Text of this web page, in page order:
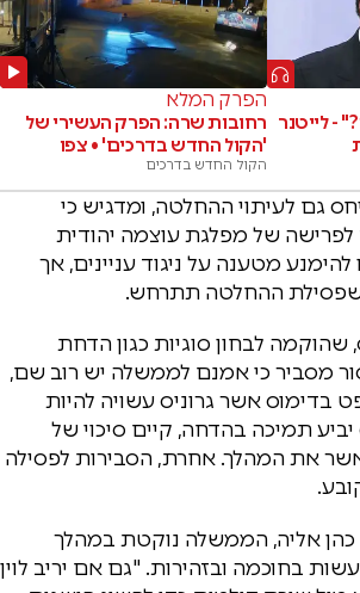
- לייטנר
הפרק המלא
רחובות שרה: הפרק העשירי של
'הקול החדש בדרכים' • צפו
הקול החדש בדרכים
גם לעיתוי ההחלטה, ומדגיש כי
של מפלגת עוצמה יהודית
מטענה על ניגוד עניינים, אך
שפסילת ההחלטה תתרחש.
שהוקמה לבחון סוגיות כגון הדחת
מסביר כי אמנם לממשלה יש רוב שם,
אשר גרוניס עשויה להיות
תמיכה בהדחה, קיים סיכוי של
יאשר את המהלך. אחרת, הסבירות לפסילה
כהן אליה, הממשלה נוקטת במהלך
בחוכמה ובזהירות. "גם אם יריב לוין